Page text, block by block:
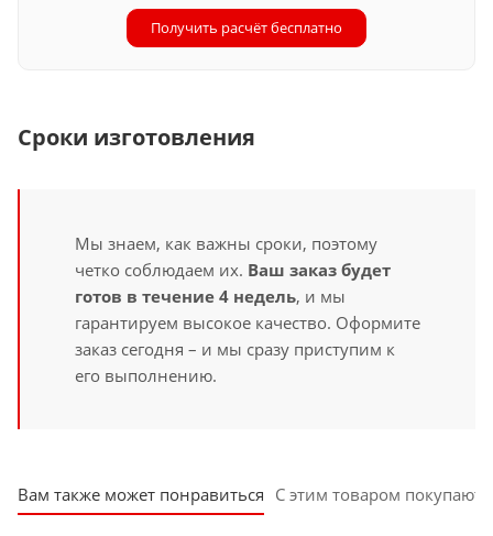
Получить расчёт бесплатно
Сроки изготовления
Мы знаем, как важны сроки, поэтому
четко соблюдаем их. Ваш заказ будет
готов в течение 4 недель, и мы
гарантируем высокое качество. Оформите
заказ сегодня – и мы сразу приступим к
его выполнению.
Вам также может понравиться С этим товаром покупают